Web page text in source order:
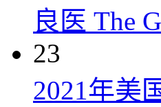
良医 The
23
2021年美